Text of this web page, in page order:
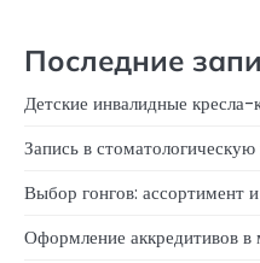
Последние
Детские инвалидные
Запись в
Выбор гонгов: ассортимент
Оформление аккредитивов в